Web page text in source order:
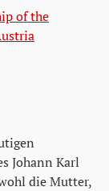
of the
Johann Karl
die Mutter,